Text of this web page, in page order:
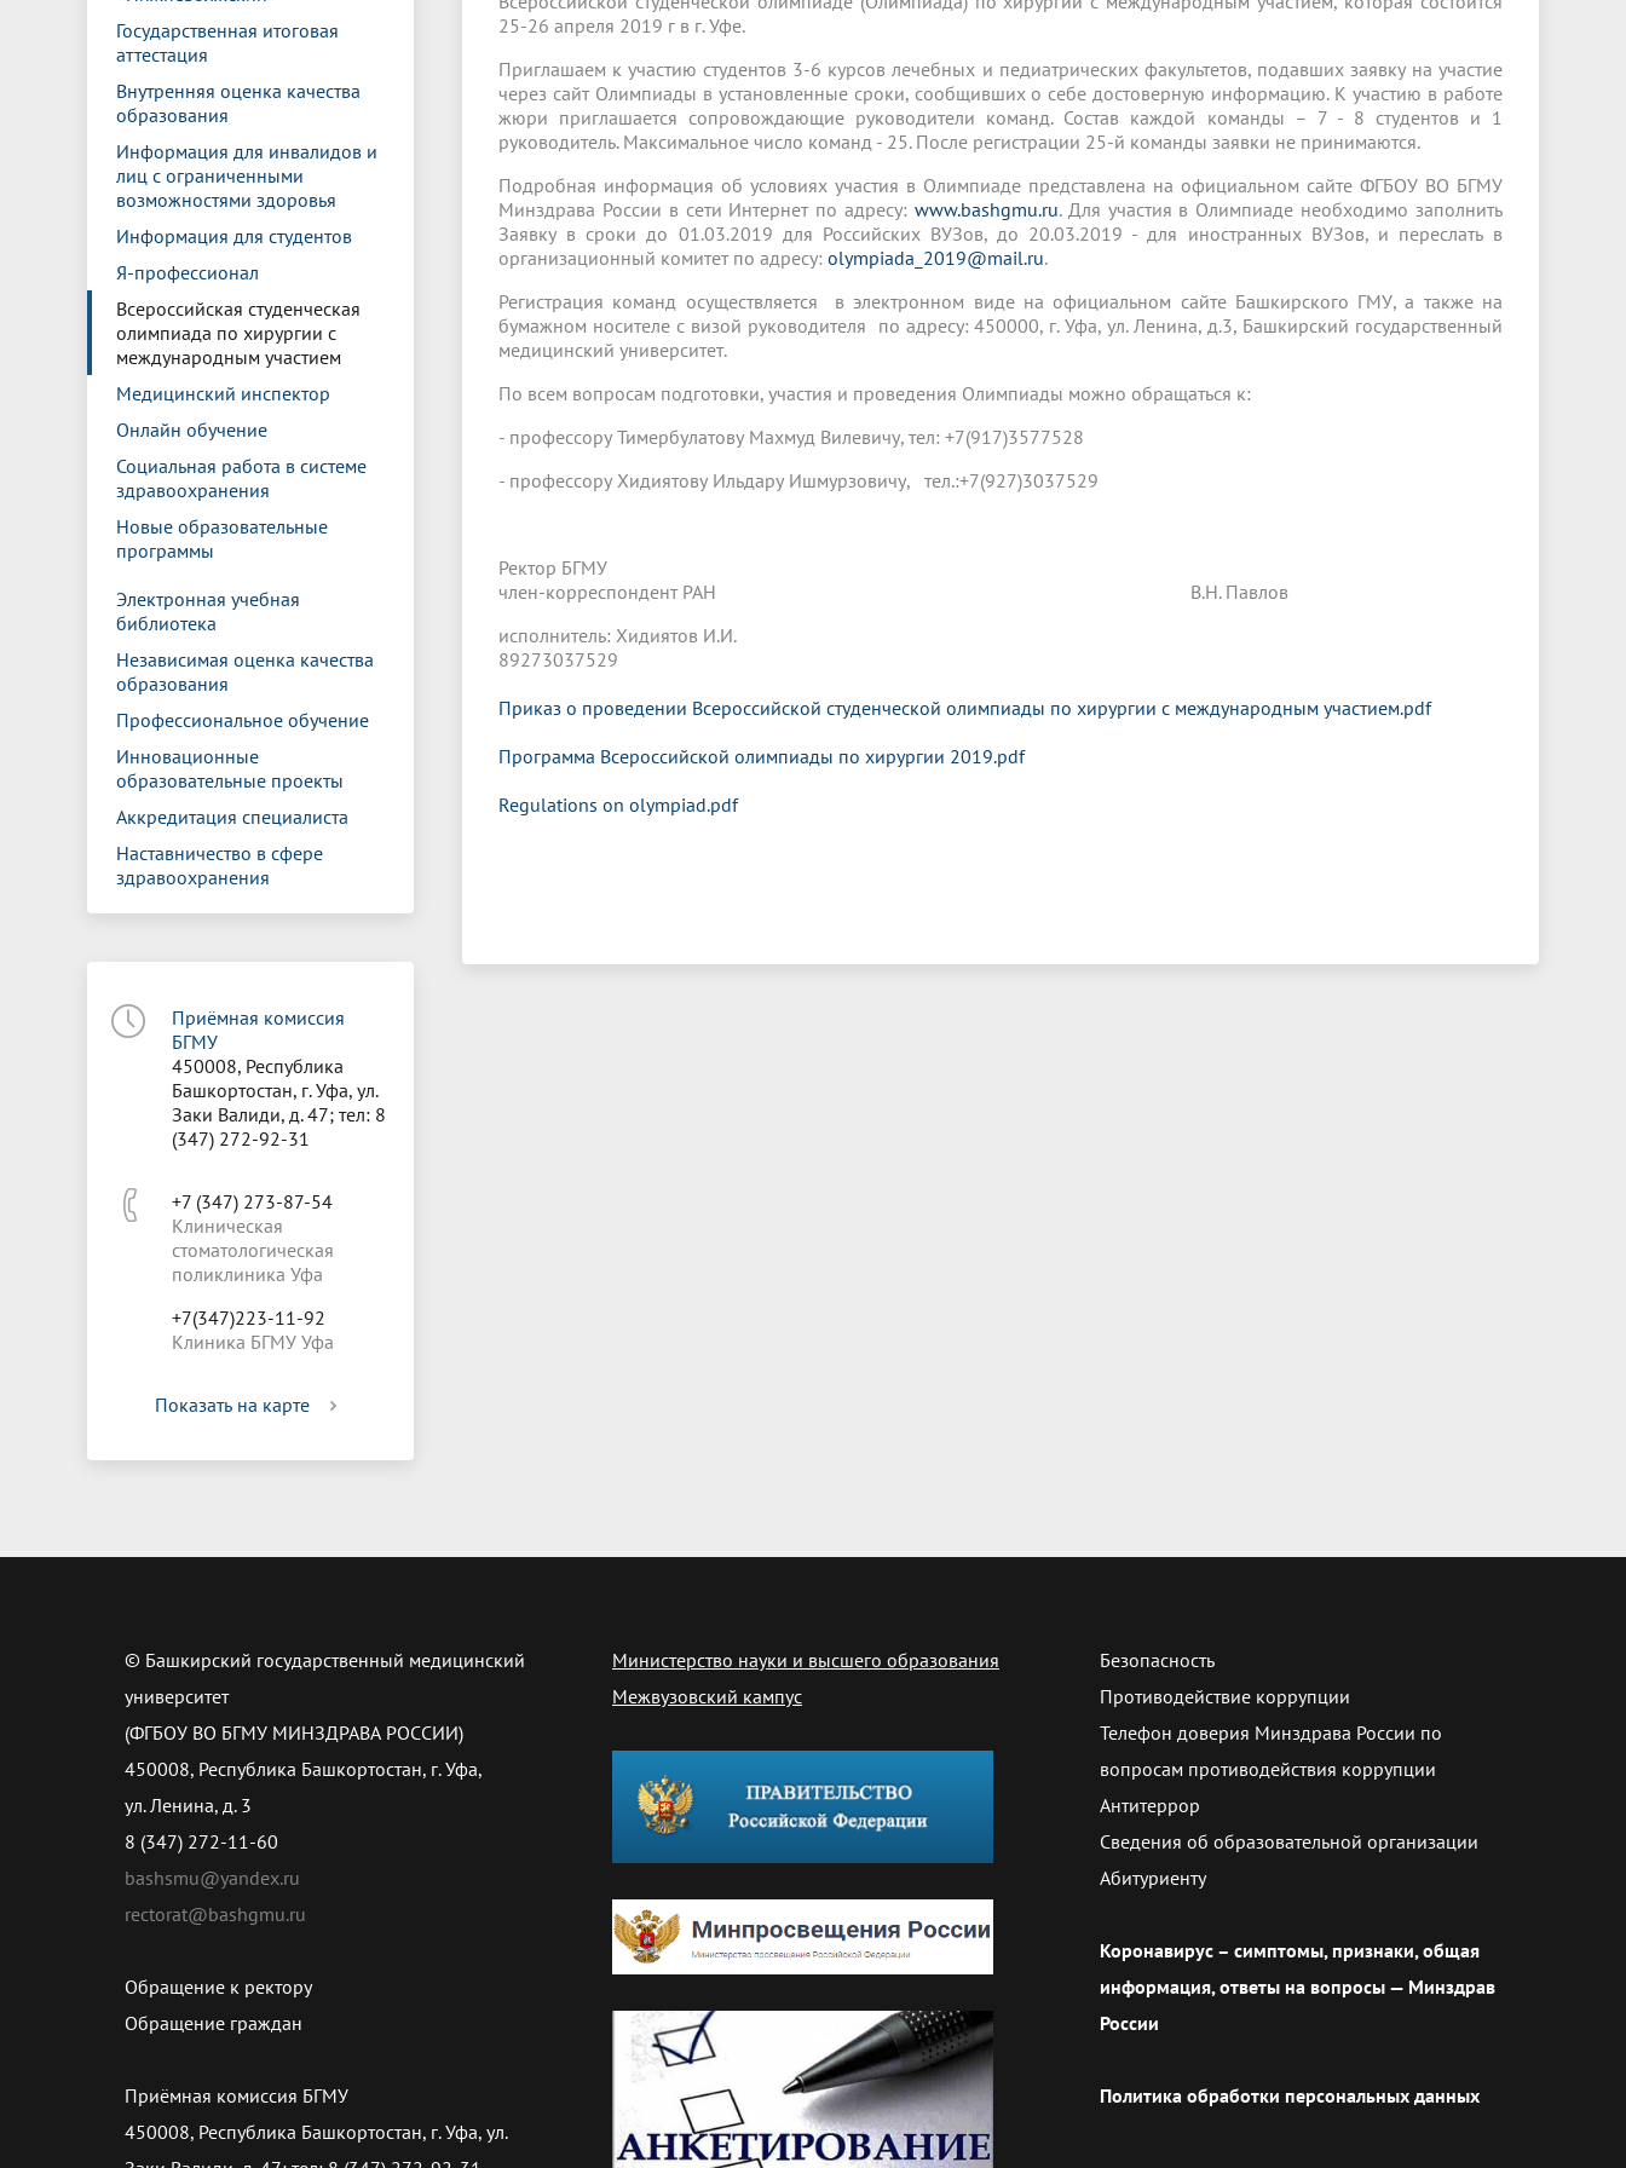
Государственная итоговая
аттестация
Внутренняя оценка качества
образования
Информация для инвалидов и
лиц с ограниченными
возможностями здоровья
Информация для студентов
Я-профессионал
Всероссийская студенческая
олимпиада по хирургии с
международным участием
Медицинский инспектор
Онлайн обучение
Социальная работа в системе
здравоохранения
Новые образовательные
программы
Электронная учебная
библиотека
Независимая оценка качества
образования
Профессиональное обучение
Инновационные
образовательные проекты
Аккредитация специалиста
Наставничество в сфере
здравоохранения
Приёмная комиссия
БГМУ
450008, Республика
Башкортостан, г. Уфа, ул.
Заки Валиди, д. 47; тел: 8
(347) 272-92-31
+7 (347) 273-87-54
Клиническая
стоматологическая
поликлиника Уфа
+7(347)223-11-92
Клиника БГМУ Уфа
Показать на карте
25-26 апреля 2019 г в г. Уфе.
Приглашаем к участию студентов 3-6 курсов лечебных и педиатрических факультетов, подавших заявку на участие
через сайт Олимпиады в установленные сроки, сообщивших о себе достоверную информацию. К участию в работе
жюри приглашается сопровождающие руководители команд. Состав каждой команды – 7 - 8 студентов и 1
руководитель. Максимальное число команд - 25. После регистрации 25-й команды заявки не принимаются.
Подробная информация об условиях участия в Олимпиаде представлена на официальном сайте ФГБОУ ВО БГМУ
Минздрава России в сети Интернет по адресу: www.bashgmu.ru. Для участия в Олимпиаде необходимо заполнить
Заявку в сроки до 01.03.2019 для Российских ВУЗов, до 20.03.2019 - для иностранных ВУЗов, и переслать в
организационный комитет по адресу: olympiada_2019@mail.ru.
Регистрация команд осуществляется в электронном виде на официальном сайте Башкирского ГМУ, а также на
бумажном носителе с визой руководителя по адресу: 450000, г. Уфа, ул. Ленина, д.3, Башкирский государственный
медицинский университет.
По всем вопросам подготовки, участия и проведения Олимпиады можно обращаться к:
- профессору Тимербулатову Махмуд Вилевичу, тел: +7(917)3577528
- профессору Хидиятову Ильдару Ишмурзовичу, тел.:+7(927)3037529
Ректор БГМУ
член-корреспондент РАН В.Н. Павлов
исполнитель: Хидиятов И.И.
89273037529
Приказ о проведении Всероссийской студенческой олимпиады по хирургии с международным участием.pdf
Программа Всероссийской олимпиады по хирургии 2019.pdf
Regulations on olympiad.pdf
© Башкирский государственный медицинский
университет
(ФГБОУ ВО БГМУ МИНЗДРАВА РОССИИ)
450008, Республика Башкортостан, г. Уфа,
ул. Ленина, д. 3
8 (347) 272-11-60
bashsmu@yandex.ru
rectorat@bashgmu.ru
Обращение к ректору
Обращение граждан
Приёмная комиссия БГМУ
450008, Республика Башкортостан, г. Уфа, ул.
Министерство науки и высшего образования
Межвузовский кампус
Безопасность
Противодействие коррупции
Телефон доверия Минздрава России по
вопросам противодействия коррупции
Антитеррор
Сведения об образовательной организации
Абитуриенту
Коронавирус – симптомы, признаки, общая
информация, ответы на вопросы — Минздрав
России
Политика обработки персональных данных